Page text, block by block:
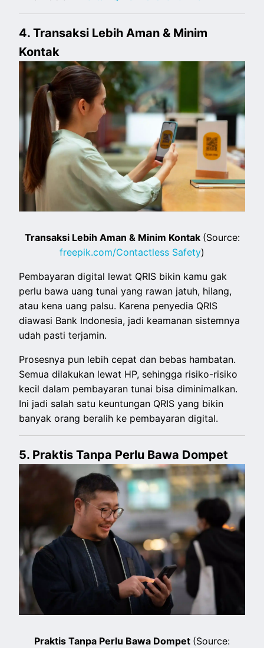
4. Transaksi Lebih Aman & Minim
Kontak
Transaksi Lebih Aman & Minim Kontak (Source:
freepik.com/Contactless Safety)
Pembayaran digital lewat QRIS bikin kamu gak
perlu bawa uang tunai yang rawan jatuh, hilang,
atau kena uang palsu. Karena penyedia QRIS
diawasi Bank Indonesia, jadi keamanan sistemnya
udah pasti terjamin.
Prosesnya pun lebih cepat dan bebas hambatan.
Semua dilakukan lewat HP, sehingga risiko-risiko
kecil dalam pembayaran tunai bisa diminimalkan.
Ini jadi salah satu keuntungan QRIS yang bikin
banyak orang beralih ke pembayaran digital.
5. Praktis Tanpa Perlu Bawa Dompet
Praktis Tanpa Perlu Bawa Dompet (Source: